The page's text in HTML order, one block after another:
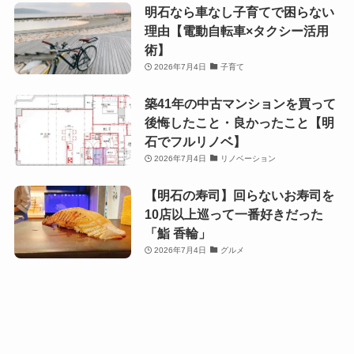
明石なら車なし子育てで困らない
理由【電動自転車×タクシー活用
術】
2026年7月4日 子育て
築41年の中古マンションを買って
後悔したこと・良かったこと【明
石でフルリノベ】
2026年7月4日 リノベーション
【明石の寿司】回らないお寿司を
10店以上巡って一番好きだった
「鮨 香輪」
2026年7月4日 グルメ